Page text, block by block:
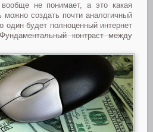
не понимает, а это какая
создать почти аналогичный
один будет полноценный интернет
контраст между